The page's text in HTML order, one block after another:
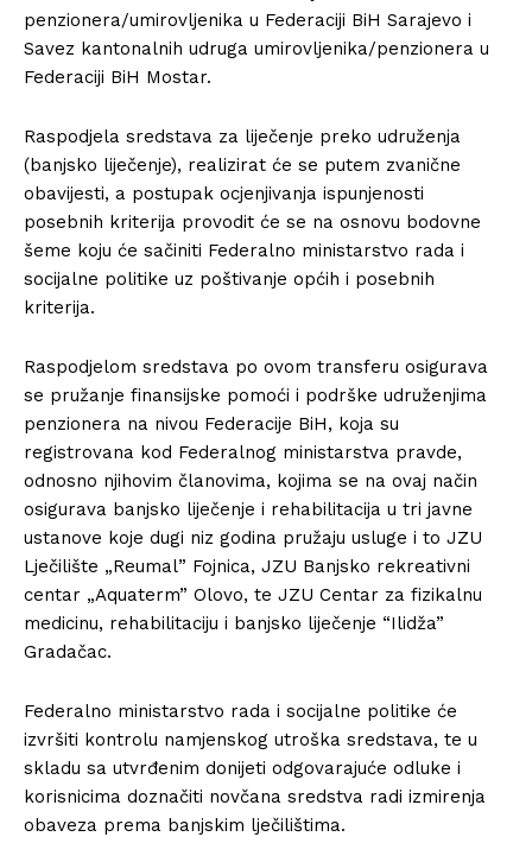
penzionera/umirovljenika u Federaciji BiH Sarajevo i
Savez kantonalnih udruga umirovljenika/penzionera u
Federaciji BiH Mostar.
Raspodjela sredstava za liječenje preko udruženja
(banjsko liječenje), realizirat će se putem zvanične
obavijesti, a postupak ocjenjivanja ispunjenosti
posebnih kriterija provodit će se na osnovu bodovne
šeme koju će sačiniti Federalno ministarstvo rada i
socijalne politike uz poštivanje općih i posebnih
kriterija.
Raspodjelom sredstava po ovom transferu osigurava
se pružanje finansijske pomoći i podrške udruženjima
penzionera na nivou Federacije BiH, koja su
registrovana kod Federalnog ministarstva pravde,
odnosno njihovim članovima, kojima se na ovaj način
osigurava banjsko liječenje i rehabilitacija u tri javne
ustanove koje dugi niz godina pružaju usluge i to JZU
Lječilište „Reumal” Fojnica, JZU Banjsko rekreativni
centar „Aquaterm” Olovo, te JZU Centar za fizikalnu
medicinu, rehabilitaciju i banjsko liječenje “Ilidža”
Gradačac.
Federalno ministarstvo rada i socijalne politike će
izvršiti kontrolu namjenskog utroška sredstava, te u
skladu sa utvrđenim donijeti odgovarajuće odluke i
korisnicima doznačiti novčana sredstva radi izmirenja
obaveza prema banjskim lječilištima.